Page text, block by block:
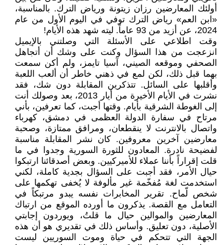
أولئك المعارضين رزان زيتونة ورياض الترك. بالمناسبة،
«ابن العم» رياض الترك توفي في اليوم الأول من عام
2024، عن أزيد من 93 عاماً. ليته شهد هذه الأيام!
وقت اطلاعي على الأسئلة التي وصلتني بالإيميل
انزعجت من هذا السؤال وكنت على وشك أن أتجاهل
الصحفي وموقعه الصيني، آسيا تايمز، ولم أكن سمعت
بهما قبل ذلك، لكن لمع في ذهني خاطر أن ألعب اللعبة
وأقلبها على السائل. تتذكرين المقابلة دون شك، فقد
نشرت في الأيام الأخيرة من أيار 2013، بعد وصولك أنت
إلى الغوطة الشرقية بأيام. وقتها أجبت، كما تعرفين، بأني
مرتاح في سفارة الدولة العظمى في دمشق، كهرباء
واتصال بالانترنت لا ينقطعان، ومرافق ممتازة، وصحبة
معارضين آخرين معروفين. كان نشر المقابلة مناسبة
لفضيحة نادرة. المعادون للثورة السورية وجدوا في ما
قلت إقراراً بأننا عملاء للأميركيين. وبعض أصدقائنا ارتبكوا
حيال الأمر، فقد أجبت على السؤال بجدية كاملة، لكني
استخدمت لغة مُفخّمة غير مألوفة لا يُخفى تهكمها على
شخص لّماح. تقرير المخابرات نفسه يبدو مرتبكاً في
التعامل مع القصة. يذكرون ما أورده الموقع من ارتباك
المعارضين والموالين حيال ما قلتُ، ويوردون إجابتي
الأصلية، دون تعليق. وأساس ذلك في تقديري هو أن هذه
الجهة التي تتحكم في حياة وموت السوريين ليست